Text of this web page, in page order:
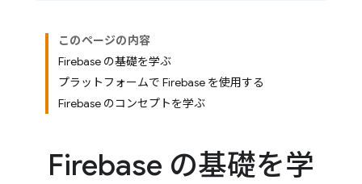
このページの内容
Firebase の基礎を学ぶ
プラットフォームで Firebase を使用する
Firebase のコンセプトを学ぶ
Firebase の基礎を学